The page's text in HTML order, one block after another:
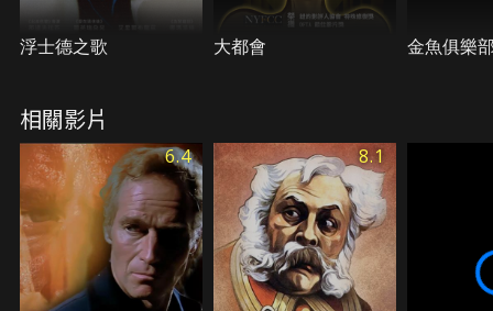
浮士德之歌 大都會 金魚俱樂
相關影片
6.4 8.1